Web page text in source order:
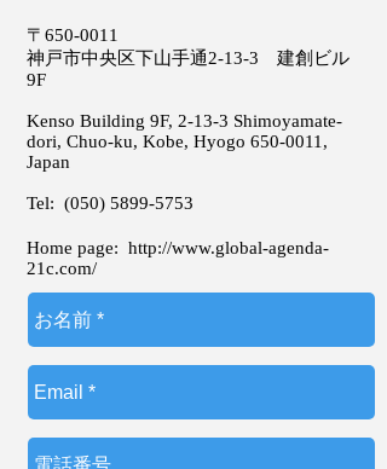
〒650-0011
神戸市中央区下山手通2-13-3 建創ビル
9F
Kenso Building 9F, 2-13-3 Shimoyamate-
dori, Chuo-ku, Kobe, Hyogo 650-0011 ,
Japan
Tel: (050) 5899-5753
Home page: http://www.global-agenda-
21c.com/